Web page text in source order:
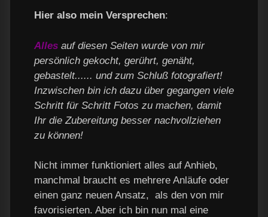
Hier also mein Versprechen:
Alles auf diesen Seiten wurde von mir
persönlich gekocht, gerührt, genäht,
gebastelt...... und zum Schluß fotografiert!
Inzwischen bin ich dazu über gegangen viele
Schritt für Schritt Fotos zu machen, damit
Ihr die Zubereitung besser nachvollziehen
zu können!
Nicht immer funktioniert alles auf Anhieb,
manchmal braucht es mehrere Anläufe oder
einen ganz neuen Ansatz, als den von mir
favorisierten. Aber ich bin nun mal eine